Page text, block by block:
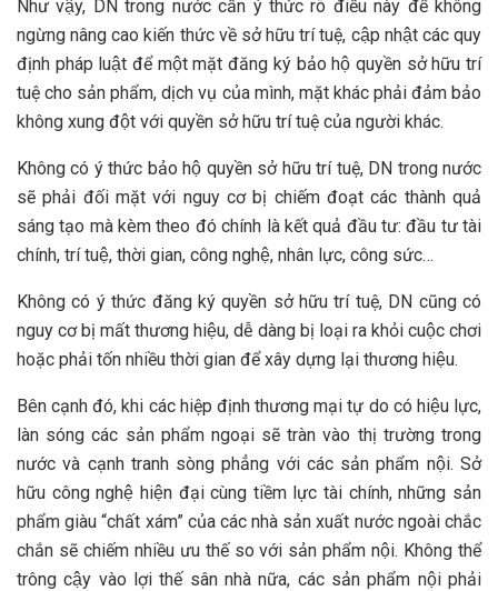
Như vậy, DN trong nước cần ý thức rõ điều này để không
ngừng nâng cao kiến thức về sở hữu trí tuệ, cập nhật các quy
định pháp luật để một mặt đăng ký bảo hộ quyền sở hữu trí
tuệ cho sản phẩm, dịch vụ của mình, mặt khác phải đảm bảo
không xung đột với quyền sở hữu trí tuệ của người khác.
Không có ý thức bảo hộ quyền sở hữu trí tuệ, DN trong nước
sẽ phải đối mặt với nguy cơ bị chiếm đoạt các thành quả
sáng tạo mà kèm theo đó chính là kết quả đầu tư: đầu tư tài
chính, trí tuệ, thời gian, công nghệ, nhân lực, công sức…
Không có ý thức đăng ký quyền sở hữu trí tuệ, DN cũng có
nguy cơ bị mất thương hiệu, dễ dàng bị loại ra khỏi cuộc chơi
hoặc phải tốn nhiều thời gian để xây dựng lại thương hiệu.
Bên cạnh đó, khi các hiệp định thương mại tự do có hiệu lực,
làn sóng các sản phẩm ngoại sẽ tràn vào thị trường trong
nước và cạnh tranh sòng phẳng với các sản phẩm nội. Sở
hữu công nghệ hiện đại cùng tiềm lực tài chính, những sản
phẩm giàu “chất xám” của các nhà sản xuất nước ngoài chắc
chắn sẽ chiếm nhiều ưu thế so với sản phẩm nội. Không thể
trông cậy vào lợi thế sân nhà nữa, các sản phẩm nội phải